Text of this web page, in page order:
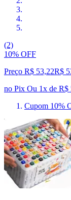
(2)
10% OFF
Preço R$ 53,22R$
no Pix Ou 1x de R$
Cupom 10%